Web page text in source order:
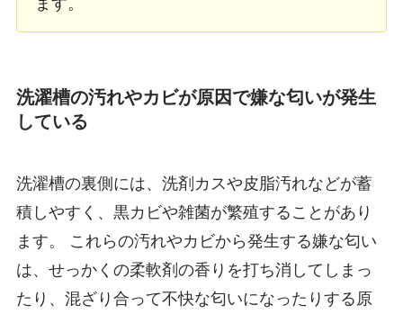
洗濯槽の汚れやカビが原因で嫌な匂いが発生
している
洗濯槽の裏側には、洗剤カスや皮脂汚れなどが蓄
積しやすく、黒カビや雑菌が繁殖することがあり
ます。 これらの汚れやカビから発生する嫌な匂い
は、せっかくの柔軟剤の香りを打ち消してしまっ
たり、混ざり合って不快な匂いになったりする原